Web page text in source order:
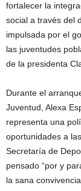
fortalecer la
social a través del
impulsada por el
las juventudes
de la presidenta
Durante el
Juventud, Alexa
representa una
oportunidades a
Secretaría de
pensado “por y
la sana